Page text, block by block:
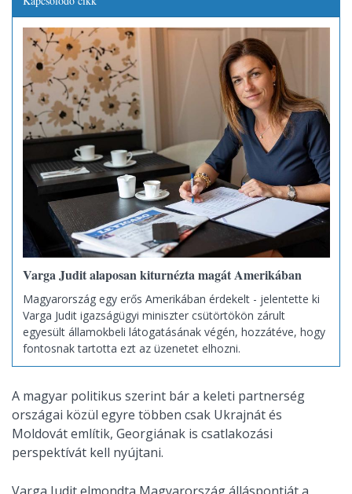
Varga Judit alaposan kiturnézta magát Amerikában
Magyarország egy erős Amerikában érdekelt - jelentette ki
Varga Judit igazságügyi miniszter csütörtökön zárult
egyesült államokbeli látogatásának végén, hozzátéve, hogy
fontosnak tartotta ezt az üzenetet elhozni.
A magyar politikus szerint bár a keleti partnerség
országai közül egyre többen csak Ukrajnát és
Moldovát említik, Georgiának is csatlakozási
perspektívát kell nyújtani.